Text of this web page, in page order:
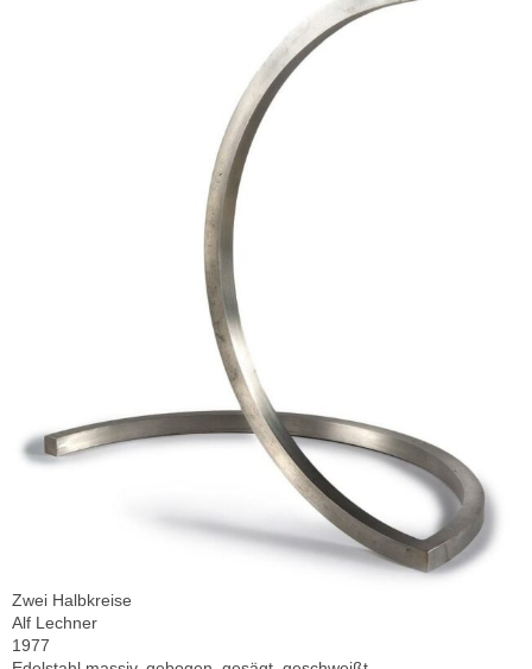
Zwei Halbkreise
Alf Lechner
1977